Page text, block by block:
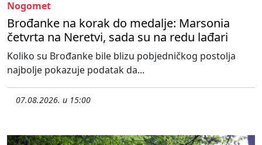
Nogomet
Brođanke na korak do medalje: Marsonia
četvrta na Neretvi, sada su na redu lađari
Koliko su Brođanke bile blizu pobjedničkog postolja
najbolje pokazuje podatak da...
07.08.2026. u 15:00